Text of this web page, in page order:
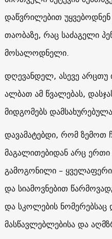
დაწვრილებით
თაობაზე, რაც საძაგელი
მოსალოდნელი.
დღევანდელ, ასევე
ალბათ ამ წვალებას,
მიდგომებს
დავამატებდი, რომ
მაგალითებიდან არც ერთი
გამოგონილი –
და სიამოვნებით
და სკოლების
მასწავლებლებისა და